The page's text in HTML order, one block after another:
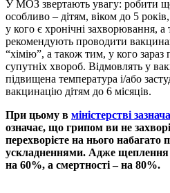
У МОЗ звертають увагу: робити
особливо – дітям, віком до 5
у кого є хронічні захворювання,
рекомендують проводити
“хімію”, а також тим, у кого зараз
супутніх хвороб. Відмовлять у
підвищена температура і/або
вакцинацію дітям до 6 місяців.
При цьому в міністерстві
означає, що грипом ви не
перехворієте на нього набагато
ускладненнями. Адже щеплення
на 60%, а смертності – на 80%.